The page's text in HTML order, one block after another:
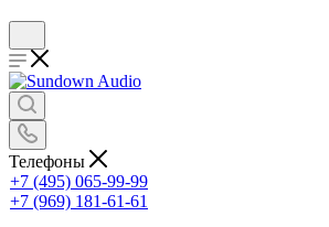
Телефоны
+7 (495) 065-99-99
+7 (969) 181-61-61